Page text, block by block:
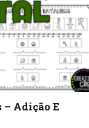
Adição E